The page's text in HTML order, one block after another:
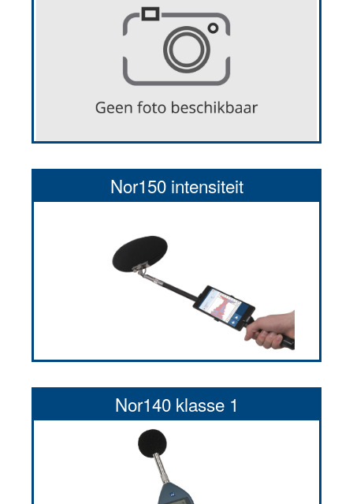
Nor150 intensiteit
Nor140 klasse 1